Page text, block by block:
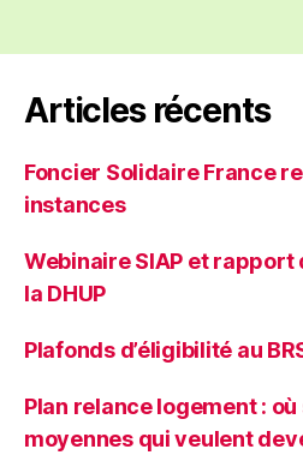
Articles récents
Foncier Solidaire France
instances
Webinaire SIAP et rapport
la DHUP
Plafonds d’éligibilité au
Plan relance logement :
moyennes qui veulent